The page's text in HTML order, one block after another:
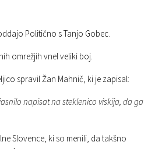
Politično s Tanjo Gobec.
omrežjih vnel veliki boj.
spravil Žan Mahnič, ki je zapisal:
napisat na steklenico viskija, da ga
Slovence, ki so menili, da takšno